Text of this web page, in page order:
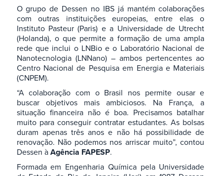
O grupo de Dessen no IBS já mantém colaborações
com outras instituições europeias, entre elas o
Instituto Pasteur (Paris) e a Universidade de Utrecht
(Holanda), o que permite a formação de uma ampla
rede que inclui o LNBio e o Laboratório Nacional de
Nanotecnologia (LNNano) – ambos pertencentes ao
Centro Nacional de Pesquisa em Energia e Materiais
(CNPEM).
“A colaboração com o Brasil nos permite ousar e
buscar objetivos mais ambiciosos. Na França, a
situação financeira não é boa. Precisamos batalhar
muito para conseguir contratar estudantes. As bolsas
duram apenas três anos e não há possibilidade de
renovação. Não podemos nos arriscar muito”, contou
Dessen àAgência FAPESP.
Formada em Engenharia Química pela Universidade